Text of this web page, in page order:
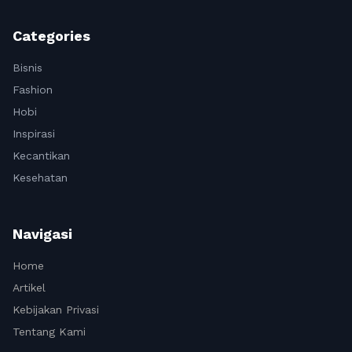
Categories
Bisnis
Fashion
Hobi
Inspirasi
Kecantikan
Kesehatan
Navigasi
Home
Artikel
Kebijakan Privasi
Tentang Kami